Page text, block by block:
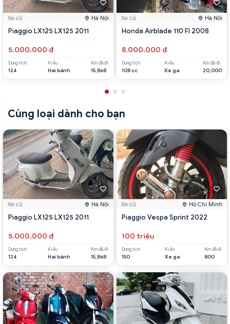
Xe cũ Hà Nội
Piaggio LX125 LX125 2011
5.000.000 đ
Dung tích
124
Kiểu
Hai bánh
Km đã đi
15,868
Xe cũ Hà Nội
Honda Airblade 110 FI 2008
8.000.000 đ
Dung tích
108 cc
Kiểu
Xe ga
Km đã đi
20,000
Cùng loại dành cho bạn
Xe cũ Hà Nội
Piaggio LX125 LX125 2011
5.000.000 đ
Dung tích
124
Kiểu
Hai bánh
Km đã đi
15,868
Xe cũ Hồ Chí Minh
Piaggio Vespa Sprint 2022
100 triệu
Dung tích
150
Kiểu
Xe ga
Km đã đi
800